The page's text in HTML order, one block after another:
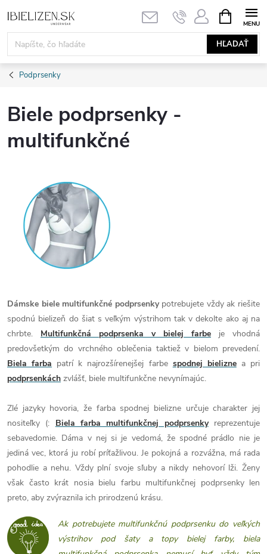
na
obsah
HĽADAŤ
KOŠÍK
Podprsenky
Biele podprsenky -
multifunkčné
Dámske biele multifunkčné podprsenkypotrebujete vždy ak riešite
spodnú bielizeň do šiat s veľkým výstrihom tak v dekolte ako aj na
chrbte. Multifunkčná podprsenka v bielej farbe je vhodná
predovšetkým do vrchného oblečenia taktiež v bielom prevedení.
Biela farba patrí k najrozšírenejšej farbe spodnej bieliznea pri
podprsenkách zvlášť, biele multifunkčne nevynímajúc.
Zlé jazyky hovoria, že farba spodnej bielizne určuje charakter jej
nositeľky (: Biela farba multifunkčnej podprsenkyreprezentuje
sebavedomie. Dáma v nej si je vedomá, že spodné prádlo nie je
jediná vec, ktorá ju robí príťažlivou. Je pokojná a rozvážna, má rada
pohodlie a nehu. Vždy plní svoje sľuby a nikdy nehovorí lži. Ženy
však často krát nosia bielu farbu multifunkčnej podprsenky len
preto, aby zvýraznila ich prirodzenú krásu.
Ak potrebujete multifunkčnú podprsenku do veľkých
výstrihov pod šaty a topy bielej farby, biela